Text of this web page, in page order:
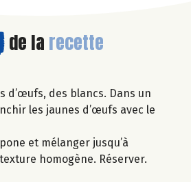
de la recette
d’œufs, des blancs. Dans un
les jaunes d’œufs avec le
et mélanger jusqu’à
homogène. Réserver.